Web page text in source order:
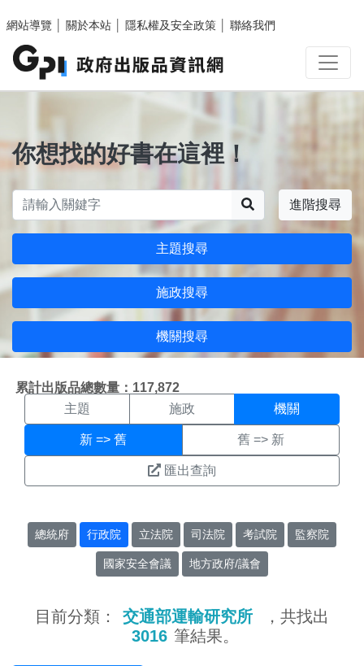
網站導覽
關於本站 隱私權及安全政策 聯絡我們
你想找的好書在這裡！
進階搜尋
主題搜尋
施政搜尋
機關搜尋
累計出版品總數量：117,872
機關搜尋結果頁面
主題 施政 機關
新 => 舊 舊 => 新
匯出查詢
總統府 行政院 立法院 司法院 考試院 監察院
國家安全會議 地方政府/議會
目前分類： 交通部運輸研究所
，共找出
3016 筆結果。